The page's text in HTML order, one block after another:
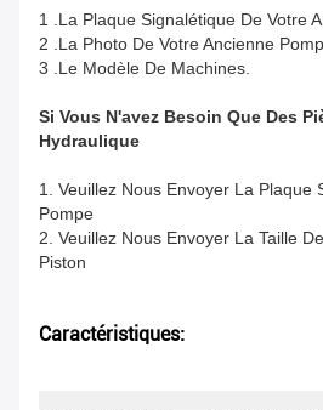
1 .La Plaque Signalétique De Votre
2 .La Photo De Votre Ancienne
3 .Le Modèle De Machines.
Si Vous N'avez Besoin Que Des
Hydraulique
1. Veuillez Nous Envoyer La Plaque
Pompe
2. Veuillez Nous Envoyer La Taille
Piston
Caractéristiques: